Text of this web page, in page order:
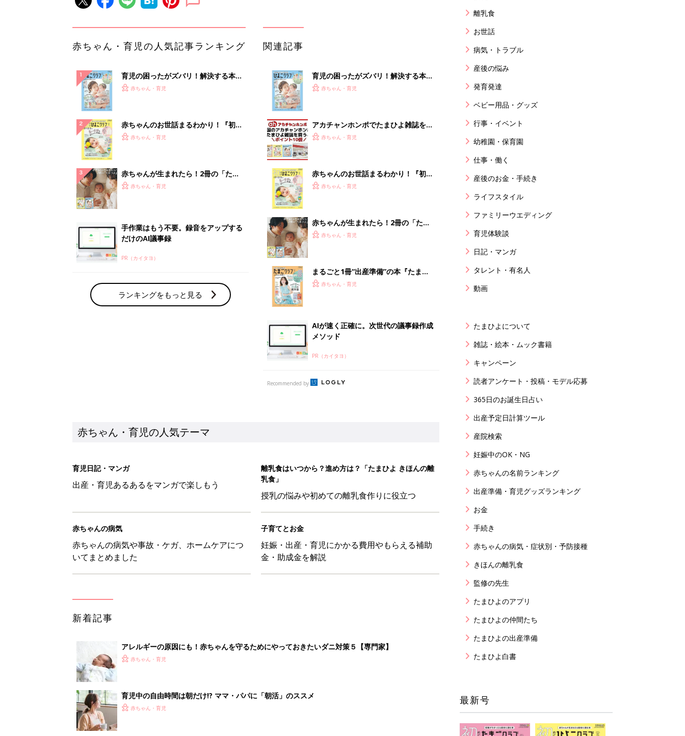
赤ちゃん・育児の人気記事ランキング
育児の困ったがズバリ！解決する本
『ひよこクラブ 夏号』 4カ月～2才
赤ちゃん・育児
赤ちゃんのお世話まるわかり！『初め
てのひよこクラブ 夏号』〈巻頭大特
解決テク
赤ちゃん・育児
赤ちゃんが生まれたら！2冊の「たま
ひよ」
赤ちゃん・育児
手作業はもう不要。録音をアップする
だけのAI議事録
PR（カイタヨ）
ランキングをもっと見る
関連記事
育児の困ったがズバリ！解決する本
『ひよこクラブ 夏号』 4カ月～2才
赤ちゃん・育児
アカチャンホンポでたまひよ雑誌を買
うとポイント10倍【期間限定】
赤ちゃん・育児
赤ちゃんのお世話まるわかり！『初め
てのひよこクラブ 夏号』〈巻頭大特
解決テク
赤ちゃん・育児
赤ちゃんが生まれたら！2冊の「たま
ひよ」
赤ちゃん・育児
まるごと1冊“出産準備”の本『たまご
クラブ 夏号』〈スペシャル大特集〉
赤ちゃん・育児
AIが速く正確に。次世代の議事録作成
メソッド
PR（カイタヨ）
Recommended by
赤ちゃん・育児の人気テーマ
育児日記・マンガ
出産・育児あるあるをマンガで楽しもう
離乳食はいつから？進め方は？「たまひよ きほんの離
乳食」
授乳の悩みや初めての離乳食作りに役立つ
赤ちゃんの病気
赤ちゃんの病気や事故・ケガ、ホームケアにつ
いてまとめました
子育てとお金
妊娠・出産・育児にかかる費用やもらえる補助
金・助成金を解説
新着記事
アレルギーの原因にも！赤ちゃんを守るためにやっておきたいダニ対策５【専門家】
赤ちゃん・育児
育児中の自由時間は朝だけ!? ママ・パパに「朝活」のススメ
赤ちゃん・育児
離乳食
お世話
病気・トラブル
産後の悩み
発育発達
ベビー用品・グッズ
行事・イベント
幼稚園・保育園
仕事・働く
産後のお金・手続き
ライフスタイル
ファミリーウエディング
育児体験談
日記・マンガ
タレント・有名人
動画
たまひよについて
雑誌・絵本・ムック書籍
キャンペーン
読者アンケート・投稿・モデル応募
365日のお誕生日占い
出産予定日計算ツール
産院検索
妊娠中のOK・NG
赤ちゃんの名前ランキング
出産準備・育児グッズランキング
お金
手続き
赤ちゃんの病気・症状別・予防接種
きほんの離乳食
監修の先生
たまひよのアプリ
たまひよの仲間たち
たまひよの出産準備
たまひよ白書
最新号